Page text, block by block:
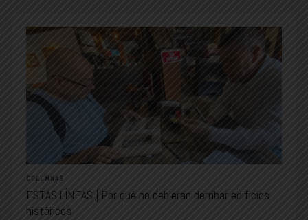
COLUMNAS
ESTAS LÍNEAS | Por qué no debieran derribar edificios
históricos